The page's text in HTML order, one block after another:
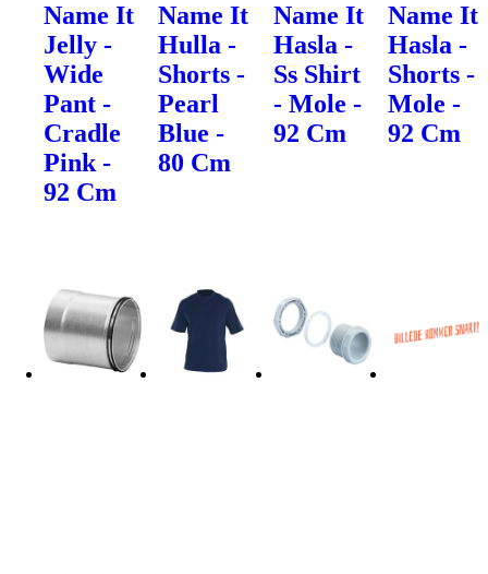
Name It
Jelly -
Wide
Pant -
Cradle
Pink -
92 Cm
Name It
Hulla -
Shorts -
Pearl
Blue -
80 Cm
Name It
Hasla -
Ss Shirt
- Mole -
92 Cm
Name It
Hasla -
Shorts -
Mole -
92 Cm